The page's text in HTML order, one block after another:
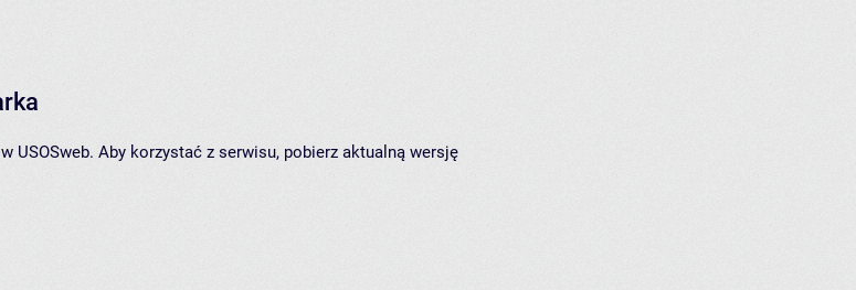
USOSweb. Aby korzystać z serwisu, pobierz aktualną wersję